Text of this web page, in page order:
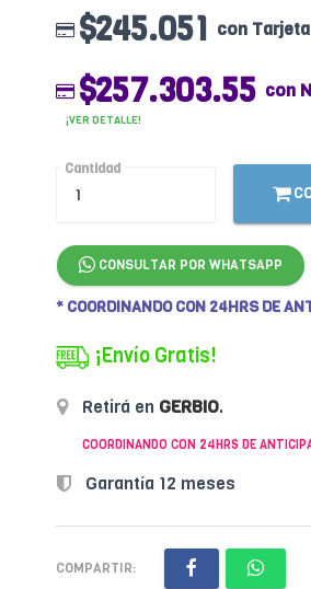
$245.051 con Tarjeta
$257.303.55 con
¡VER DETALLE!
Cantidad
CONSULTAR POR WHATSAPP
* COORDINANDO CON 24HRS DE
¡Envío Gratis!
Retirá en GERBIO.
COORDINANDO CON 24HRS DE
Garantía 12 meses
COMPARTIR: